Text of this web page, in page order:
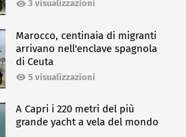
3 visualizzazioni
Marocco, centinaia di migranti
arrivano nell'enclave spagnola
di Ceuta
5 visualizzazioni
A Capri i 220 metri del più
grande yacht a vela del mondo